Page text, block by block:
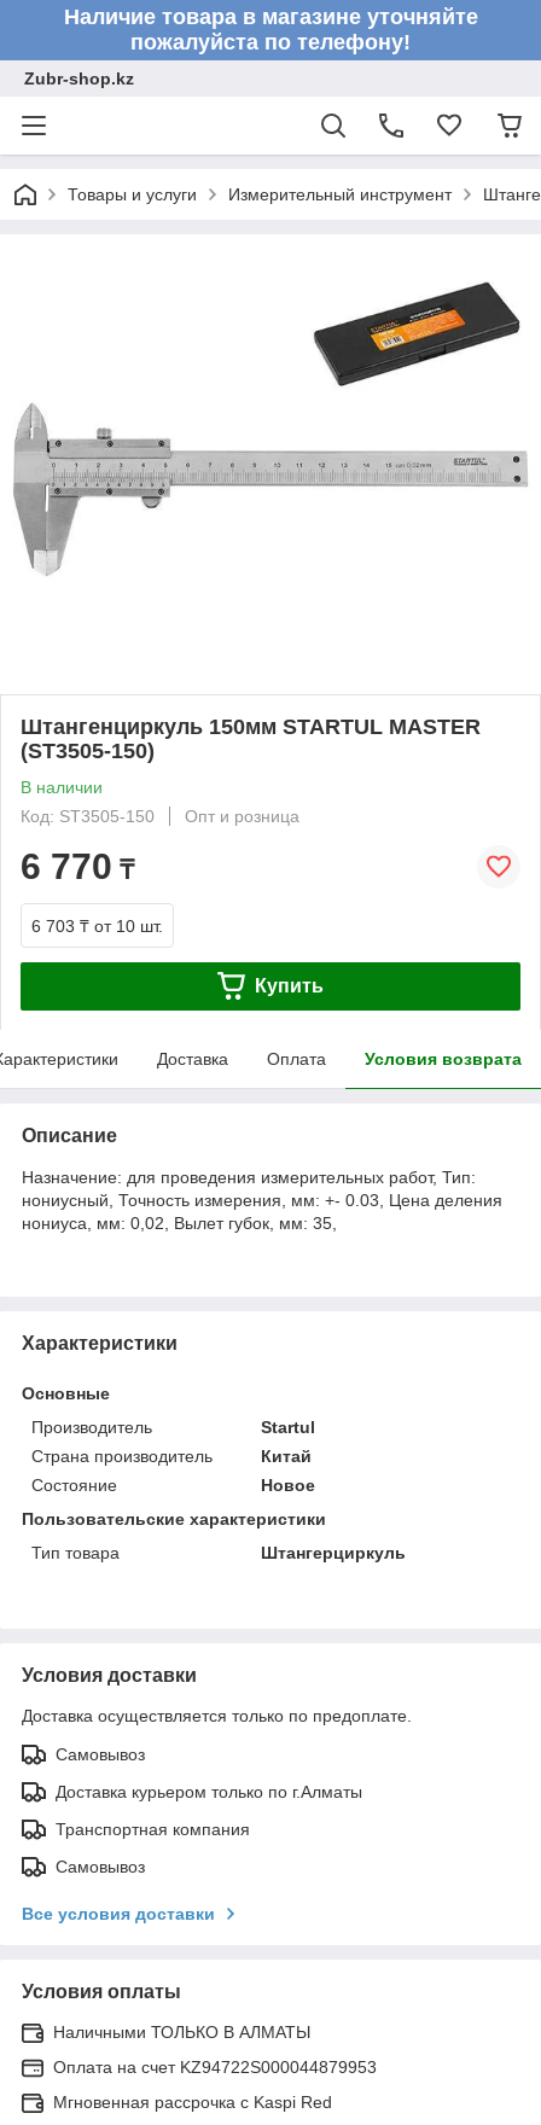
Наличие товара в магазине уточняйте
пожалуйста по телефону!
Zubr-shop.kz
Товары и услуги Измерительный инструмент
Штангенциркуль 150мм STARTUL MASTER
(ST3505-150)
В наличии
Код: ST3505-150
Опт и розница
6 770 ₸
6 703 ₸ от 10 шт.
Купить
Доставка Оплата Условия возврата
Описание
Назначение: для проведения измерительных работ, Тип:
нониусный, Точность измерения, мм: +- 0.03, Цена деления
нониуса, мм: 0,02, Вылет губок, мм: 35,
Характеристики
Основные
Производитель
Startul
Страна производитель
Китай
Состояние
Новое
Пользовательские характеристики
Тип товара
Штангерциркуль
Условия доставки
Доставка осуществляется только по предоплате.
Самовывоз
Доставка курьером только по г.Алматы
Транспортная компания
Самовывоз
Все условия доставки
Условия оплаты
Наличными ТОЛЬКО В АЛМАТЫ
Оплата на счет KZ94722S000044879953
Мгновенная рассрочка с Kaspi Red